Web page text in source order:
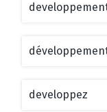
developpez